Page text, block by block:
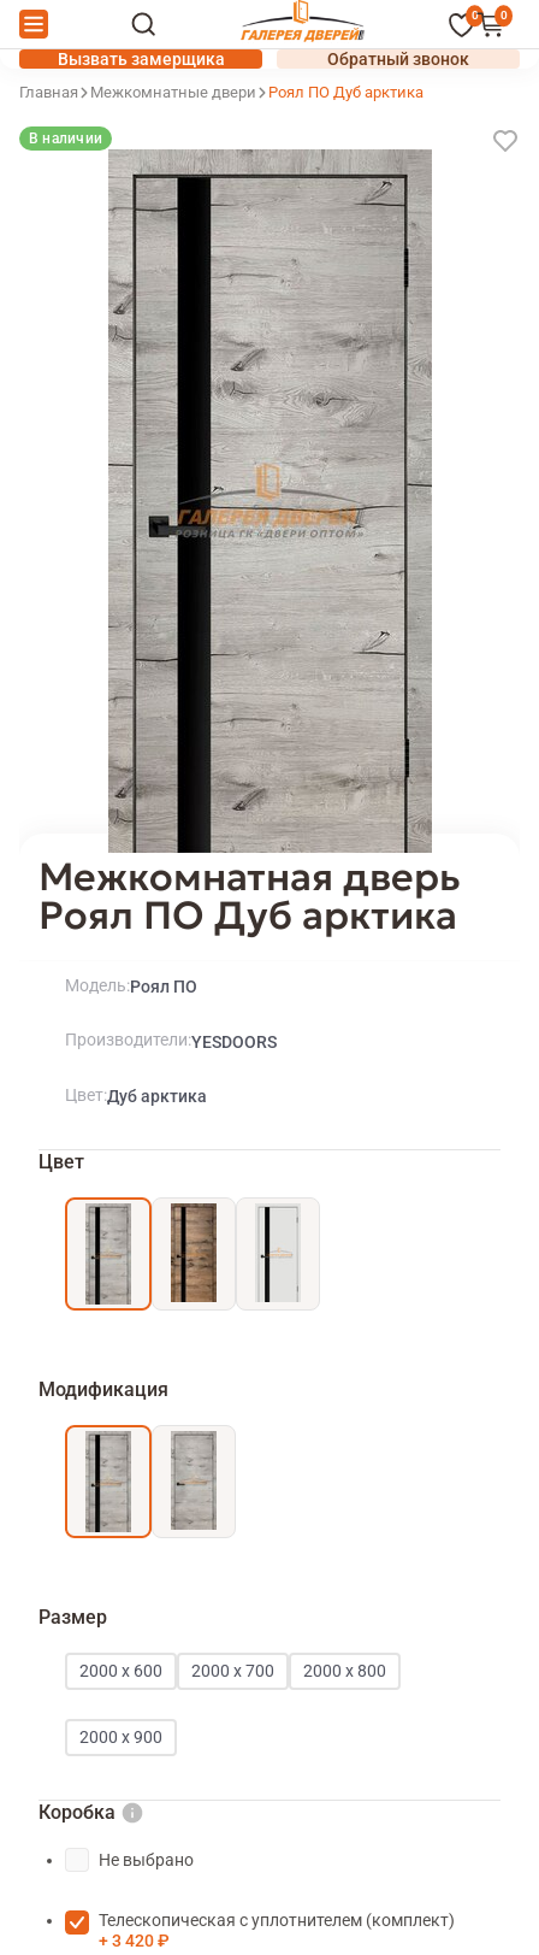
0 0
Вызвать замерщика Обратный звонок
Главная Межкомнатные двери Роял ПО Дуб арктика
Межкомнатная дверь
Роял ПО Дуб арктика
В наличии
Модель Роял ПО
Производители YESDOORS
ЦветДуб арктика
Цвет
Модификация
Размер
2000 х 600 2000 х 700 2000 х 800
2000 х 900
Коробка
Не выбрано
Телескопическая с уплотнителем (комплект)
3 420 ₽